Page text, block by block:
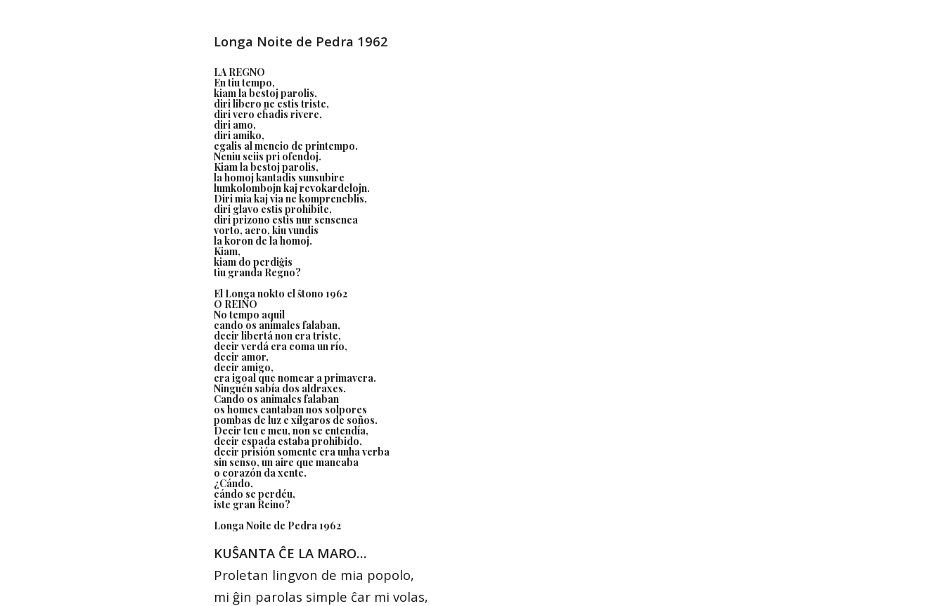
Longa Noite de Pedra 1962
LA REGNO
En tiu tempo,
kiam la bestoj parolis,
diri libero ne estis triste,
diri vero eĥadis rivere,
diri amo,
diri amiko,
egalis al mencio de printempo.
Neniu sciis pri ofendoj.
Kiam la bestoj parolis,
la homoj kantadis sunsubire
lumkolombojn kaj revokardelojn.
Diri mia kaj via ne kompreneblis,
diri glavo estis prohibite,
diri prizono estis nur sensenca
vorto, aero, kiu vundis
la koron de la homoj.
Kiam,
kiam do perdiĝis
tiu granda Regno?
El Longa nokto el ŝtono 1962
O REINO
No tempo aquil
cando os animales falaban,
decir libertá non era triste,
decir verdá era coma un río,
decir amor,
decir amigo,
era igoal que nomear a primavera.
Ninguén sabía dos aldraxes.
Cando os animales falaban
os homes cantaban nos solpores
pombas de luz e xílgaros de soños.
Decir teu e meu, non se entendía,
decir espada estaba prohibido,
decir prisión somente era unha verba
sin senso, un aire que mancaba
o corazón da xente.
¿Cándo,
cándo se perdéu,
iste gran Reino?
Longa Noite de Pedra 1962
KUŜANTA ĈE LA MARO…
Proletan lingvon de mia popolo,
mi ĝin parolas simple ĉar mi volas,